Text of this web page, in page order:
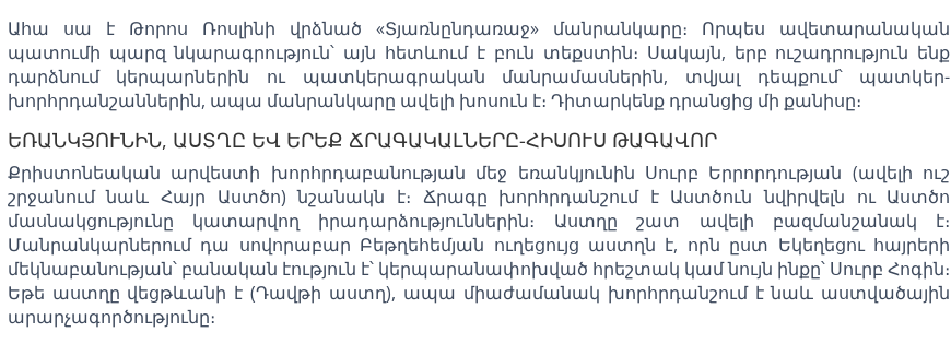
Ահա սա է Թորոս Ռոսլինի վրձնած «Տյառնընդառաջ» մանրանկարը։ Որպես ավետարանական
պատումի պարզ նկարագրություն՝ այն հետևում է բուն տեքստին։ Սակայն, երբ ուշադրություն ենք
դարձնում կերպարներին ու պատկերագրական մանրամասներին, տվյալ դեպքում՝ պատկեր-
խորհրդանշաններին, ապա մանրանկարը ավելի խոսուն է։ Դիտարկենք դրանցից մի քանիսը։
ԵՌԱՆԿՅՈՒՆԻՆ, ԱՍՏՂԸ ԵՎ ԵՐԵՔ ՃՐԱԳԱԿԱԼՆԵՐԸ-ՀԻՍՈՒՍ ԹԱԳԱՎՈՐ
Քրիստոնեական արվեստի խորհրդաբանության մեջ եռանկյունին Սուրբ Երրորդության (ավելի ուշ
շրջանում նաև Հայր Աստծո) նշանակն է։ Ճրագը խորհրդանշում է Աստծուն նվիրվելն ու Աստծո
մասնակցությունը կատարվող իրադարձություններին։ Աստղը շատ ավելի բազմանշանակ է։
Մանրանկարներում դա սովորաբար Բեթղեհեմյան ուղեցույց աստղն է, որն ըստ Եկեղեցու հայրերի
մեկնաբանության՝ բանական էություն է՝ կերպարանափոխված հրեշտակ կամ նույն ինքը՝ Սուրբ Հոգին։
Եթե աստղը վեցթևանի է (Դավթի աստղ), ապա միաժամանակ խորհրդանշում է նաև աստվածային
արարչագործությունը։